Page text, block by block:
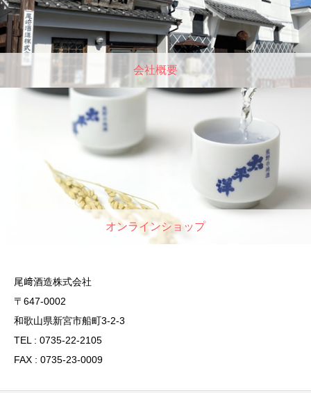
会社概要
オンラインショップ
尾﨑酒造株式会社
〒647-0002
和歌山県新宮市船町3-2-3
TEL : 0735-22-2105
FAX : 0735-23-0009